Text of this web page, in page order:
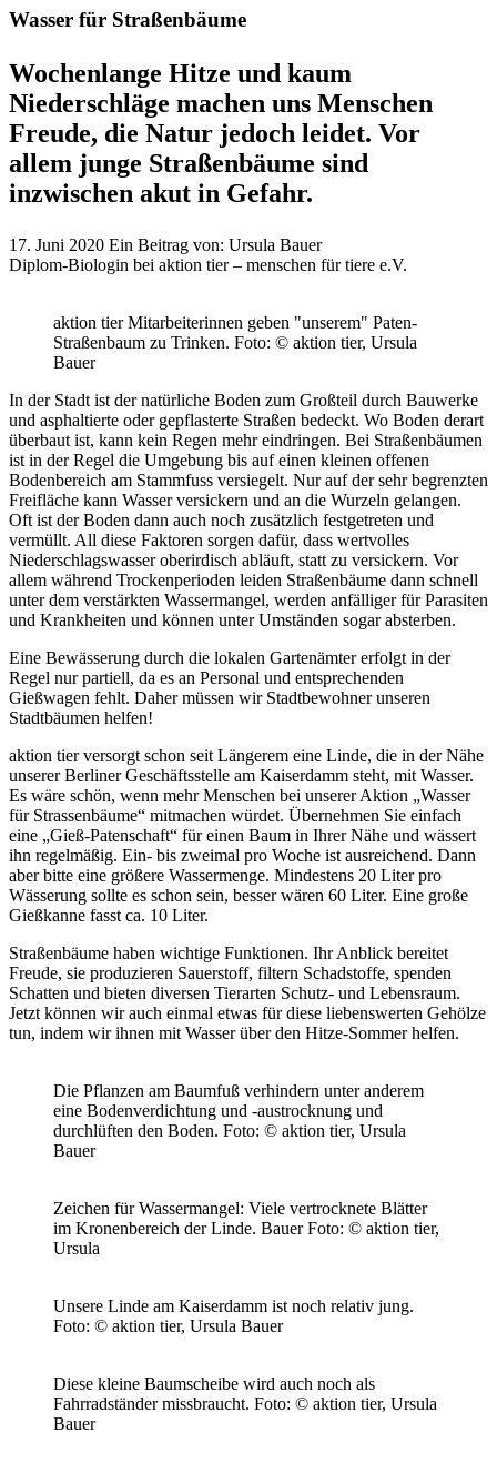
Wasser für Straßenbäume
Wochenlange Hitze und kaum
Niederschläge machen uns Menschen
Freude, die Natur jedoch leidet. Vor
allem junge Straßenbäume sind
inzwischen akut in Gefahr.
17. Juni 2020 Ein Beitrag von: Ursula Bauer
Diplom-Biologin bei aktion tier – menschen für tiere e.V.
aktion tier Mitarbeiterinnen geben "unserem" Paten-
Straßenbaum zu Trinken. Foto: © aktion tier, Ursula
Bauer
In der Stadt ist der natürliche Boden zum Großteil durch Bauwerke
und asphaltierte oder gepflasterte Straßen bedeckt. Wo Boden derart
überbaut ist, kann kein Regen mehr eindringen. Bei Straßenbäumen
ist in der Regel die Umgebung bis auf einen kleinen offenen
Bodenbereich am Stammfuss versiegelt. Nur auf der sehr begrenzten
Freifläche kann Wasser versickern und an die Wurzeln gelangen.
Oft ist der Boden dann auch noch zusätzlich festgetreten und
vermüllt. All diese Faktoren sorgen dafür, dass wertvolles
Niederschlagswasser oberirdisch abläuft, statt zu versickern. Vor
allem während Trockenperioden leiden Straßenbäume dann schnell
unter dem verstärkten Wassermangel, werden anfälliger für Parasiten
und Krankheiten und können unter Umständen sogar absterben.
Eine Bewässerung durch die lokalen Gartenämter erfolgt in der
Regel nur partiell, da es an Personal und entsprechenden
Gießwagen fehlt. Daher müssen wir Stadtbewohner unseren
Stadtbäumen helfen!
aktion tier versorgt schon seit Längerem eine Linde, die in der Nähe
unserer Berliner Geschäftsstelle am Kaiserdamm steht, mit Wasser.
Es wäre schön, wenn mehr Menschen bei unserer Aktion „Wasser
für Strassenbäume“ mitmachen würdet. Übernehmen Sie einfach
eine „Gieß-Patenschaft“ für einen Baum in Ihrer Nähe und wässert
ihn regelmäßig. Ein- bis zweimal pro Woche ist ausreichend. Dann
aber bitte eine größere Wassermenge. Mindestens 20 Liter pro
Wässerung sollte es schon sein, besser wären 60 Liter. Eine große
Gießkanne fasst ca. 10 Liter.
Straßenbäume haben wichtige Funktionen. Ihr Anblick bereitet
Freude, sie produzieren Sauerstoff, filtern Schadstoffe, spenden
Schatten und bieten diversen Tierarten Schutz- und Lebensraum.
Jetzt können wir auch einmal etwas für diese liebenswerten Gehölze
tun, indem wir ihnen mit Wasser über den Hitze-Sommer helfen.
Die Pflanzen am Baumfuß verhindern unter anderem
eine Bodenverdichtung und -austrocknung und
durchlüften den Boden. Foto: © aktion tier, Ursula
Bauer
Zeichen für Wassermangel: Viele vertrocknete Blätter
im Kronenbereich der Linde. BauerFoto: © aktion tier,
Ursula
Unsere Linde am Kaiserdamm ist noch relativ jung.
Foto: © aktion tier, Ursula Bauer
Diese kleine Baumscheibe wird auch noch als
Fahrradständer missbraucht. Foto: © aktion tier, Ursula
Bauer